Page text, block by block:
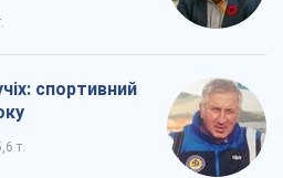
спортивний
т.